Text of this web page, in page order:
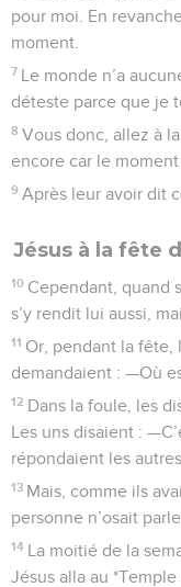
pour moi. En
moment.
7 Le monde n’a
déteste parce que je
8 Vous donc, allez à
encore car le moment
9 Après leur avoir dit
Jésus à la fête
10 Cependant, quand
s’y rendit lui aussi,
11 Or, pendant la fête,
demandaient : —Où
12 Dans la foule, les
Les uns disaient :
répondaient les
13 Mais, comme ils
personne n’osait
14 La moitié de la
Jésus alla au